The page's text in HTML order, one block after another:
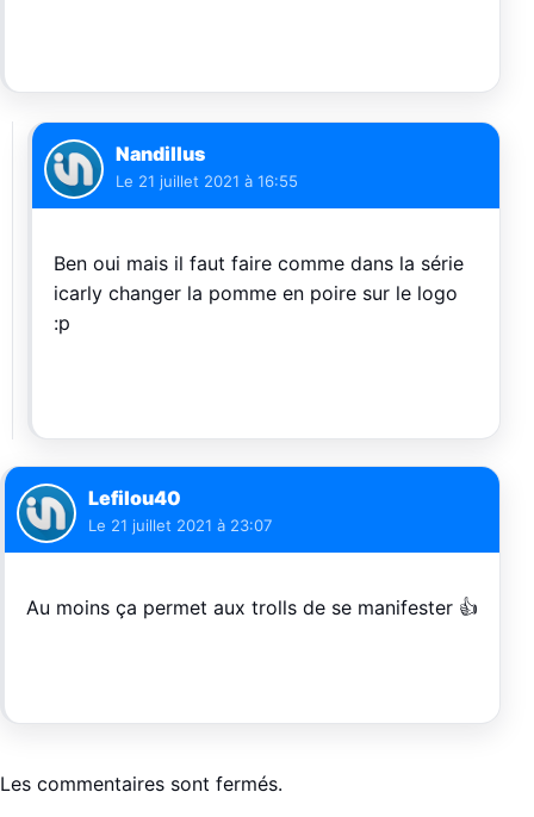
Nandillus
Le 21 juillet 2021 à 16:55
Ben oui mais il faut faire comme dans la série
icarly changer la pomme en poire sur le logo
:p
Lefilou40
Le 21 juillet 2021 à 23:07
Au moins ça permet aux trolls de se manifester 👍
Les commentaires sont fermés.